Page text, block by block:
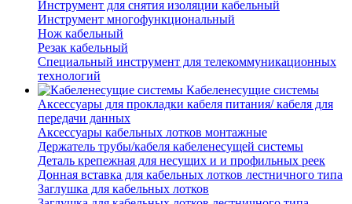
Инструмент для снятия изоляции кабельный
Инструмент многофункциональный
Нож кабельный
Резак кабельный
Специальный инструмент для телекоммуникационных
технологий
Кабеленесущие системы
Аксессуары для прокладки кабеля питания/ кабеля для
передачи данных
Аксессуары кабельных лотков монтажные
Держатель трубы/кабеля кабеленесущей системы
Деталь крепежная для несущих и и профильных реек
Донная вставка для кабельных лотков лестничного типа
Заглушка для кабельных лотков